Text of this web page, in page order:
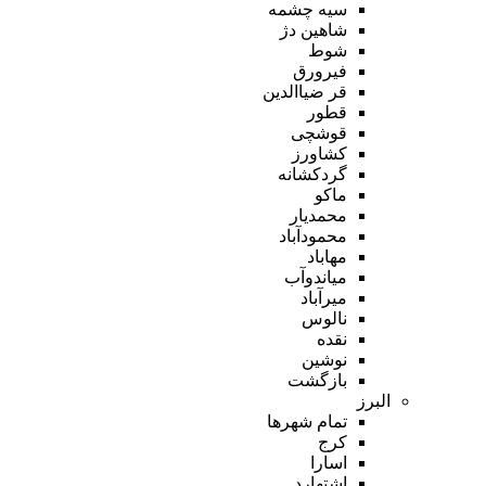
سیه چشمه
شاهین دژ
شوط
فیرورق
قر ضیاالدین
قطور
قوشچی
کشاورز
گردکشانه
ماکو
محمدیار
محمودآباد
مهاباد
میاندوآب
میرآباد
نالوس
نقده
نوشین
بازگشت
البرز
تمام شهر‌ها
کرج
اسارا